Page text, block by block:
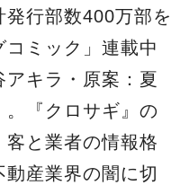
行部数400万部を
ミック」連載中
キラ・原案：夏
。『クロサギ』の
と業者の情報格
産業界の闇に切